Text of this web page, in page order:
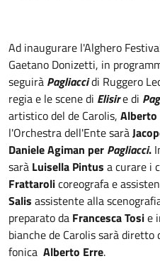
Ad inaugurare l'Alghero
Gaetano Donizetti, in
seguirà Pagliaccidi Ruggero
regia e le scene di Elisire di
artistico del de Carolis, Alberto
l'Orchestra dell'Ente sarà
Daniele Agiman per Pagliacci.
sarà Luisella Pintus a curare i
Frattarolicoreografa e
Salis assistente alla
preparato da Francesca Tosie
bianche de Carolis sarà diretto
fonica Alberto Erre.